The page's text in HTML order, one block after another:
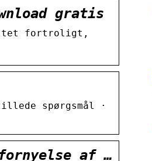
gratis
fortroligt,
spørgsmål ·
af …